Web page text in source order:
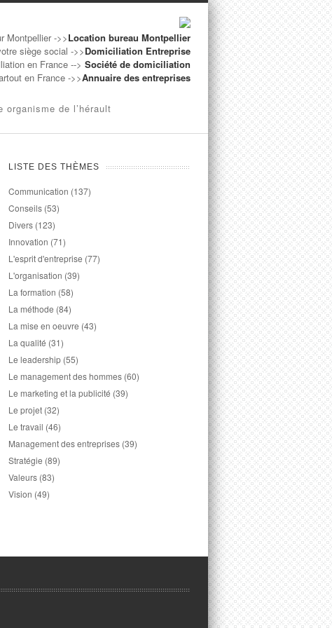
Montpellier ->>Location bureau Montpellier
siège social ->>Domiciliation Entreprise
en France --> Société de domiciliation
en France ->>Annuaire des entreprises
organisme de l’hérault
LISTE DES THÈMES
Communication (137)
Conseils (53)
Divers (123)
Innovation (71)
L'esprit d'entreprise (77)
L'organisation (39)
La formation (58)
La méthode (84)
La mise en oeuvre (43)
La qualité (31)
Le leadership (55)
Le management des hommes (60)
Le marketing et la publicité (39)
Le projet (32)
Le travail (46)
Management des entreprises (39)
Stratégie (89)
Valeurs (83)
Vision (49)